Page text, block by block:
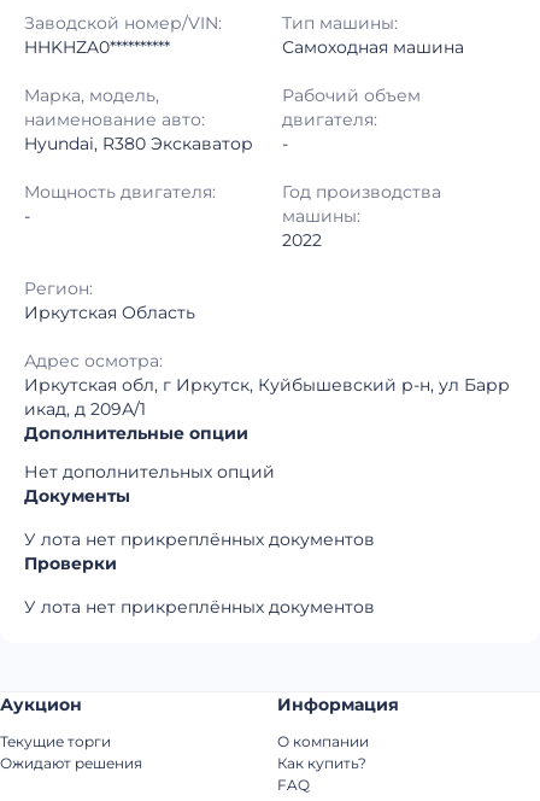
Тип аукциона: Открытые торги
Шаг торгов: 50 000 ₽
Иркутская Область
Заводской номер/VIN:
HHKHZA0**********
Тип машины:
Самоходная машина
Марка, модель,
наименование авто:
Hyundai, R380 Экскаватор
Рабочий объем
двигателя:
-
Мощность двигателя:
-
Год производства
машины:
2022
Регион:
Иркутская Область
Адрес осмотра:
Иркутская обл, г Иркутск, Куйбышевский р-н, ул Барр
икад, д 209А/1
Дополнительные опции
Нет дополнительных опций
Документы
У лота нет прикреплённых документов
Проверки
У лота нет прикреплённых документов
Аукцион
Текущие торги
Ожидают решения
Информация
О компании
Как купить?
FAQ